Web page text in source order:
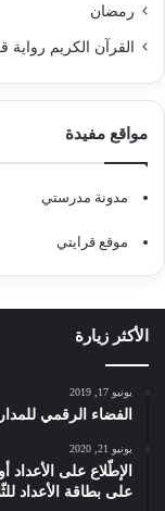
رمضان
القرآن الكريم رواية
مواقع مفيدة
مدونة مدرستي
موقع قرايتي
الأكثر زيارة
يونيو 17, 2019
الفضاء الرقمي
يونيو 21, 2020
الإطّلاع على
على بطاقة الأعداد